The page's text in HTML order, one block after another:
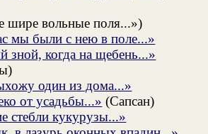
шире вольные поля...»)
мы были с нею в поле...»
зной, когда на щебень...»
один из дома...»
от усадьбы...» (Сапсан)
стебли кукурузы...»